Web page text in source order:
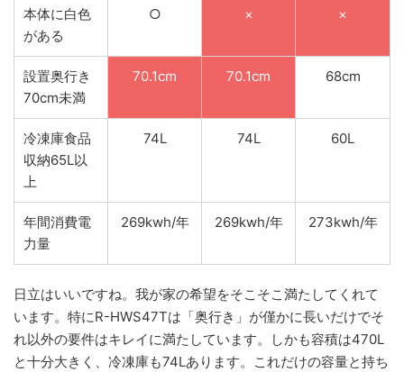
本体に白色
がある
○ × ×
設置奥行き
70cm未満
70.1cm 70.1cm 68cm
冷凍庫食品
収納65L以
上
74L 74L 60L
年間消費電
力量
269kwh/年 269kwh/年 273kwh/年
日立はいいですね。我が家の希望をそこそこ満たしてくれて
います。特にR-HWS47Tは「奥行き」が僅かに長いだけでそ
れ以外の要件はキレイに満たしています。しかも容積は470L
と十分大きく、冷凍庫も74Lあります。これだけの容量と持ち